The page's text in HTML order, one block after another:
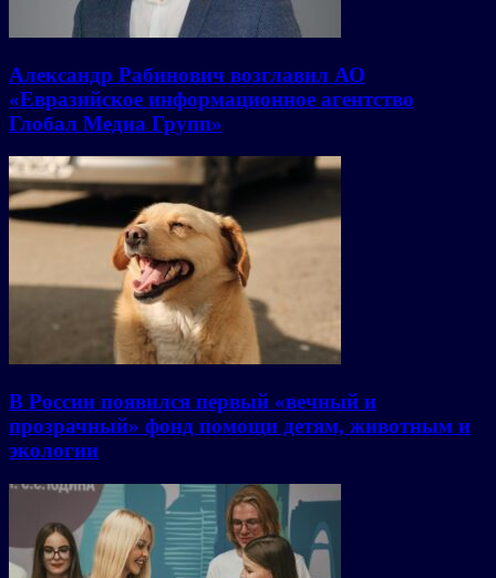
Александр Рабинович возглавил АО
«Евразийское информационное агентство
Глобал Медиа Групп»
В России появился первый «вечный и
прозрачный» фонд помощи детям, животным и
экологии